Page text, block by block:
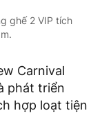
ghế 2 VIP tích
Carnival
phát triển
hợp loạt tiện